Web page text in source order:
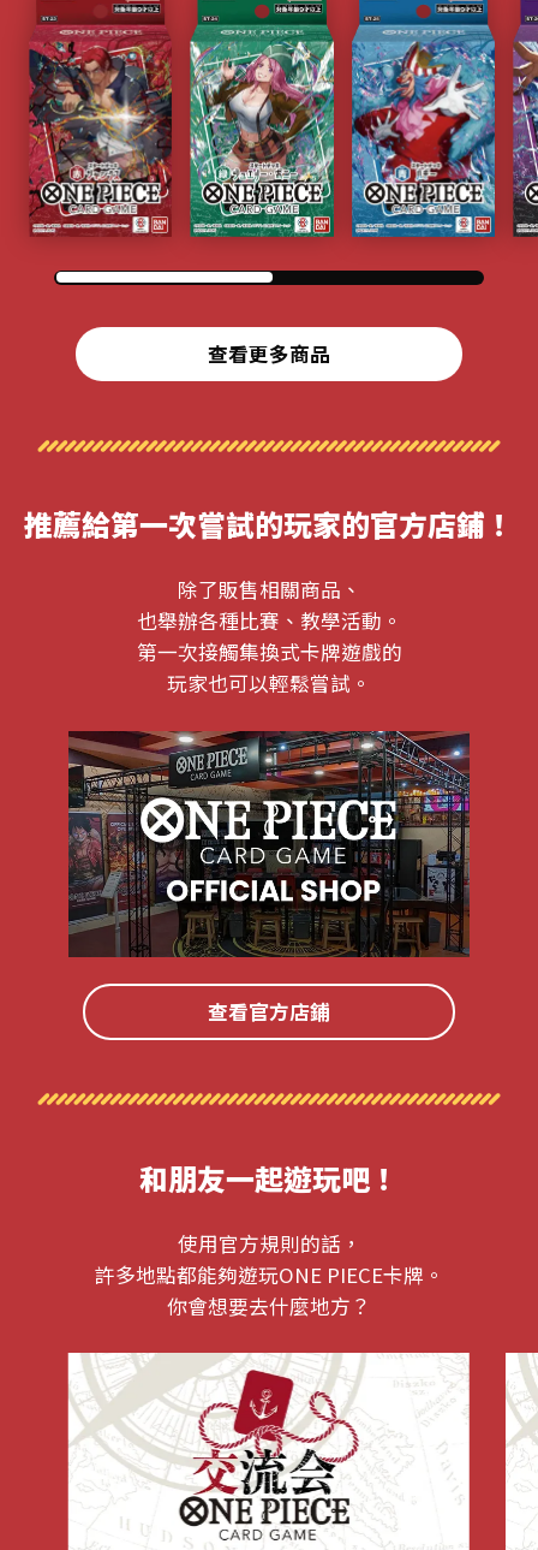
查看更多商品
推薦給第一次嘗試的玩家的官方店鋪！
除了販售相關商品、
也舉辦各種比賽、教學活動。
第一次接觸集換式卡牌遊戲的
玩家也可以輕鬆嘗試。
查看官方店鋪
和朋友一起遊玩吧！
使用官方規則的話，
許多地點都能夠遊玩ONE PIECE卡牌。
你會想要去什麼地方？